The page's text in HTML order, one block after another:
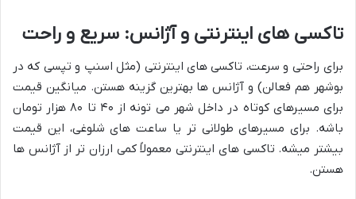
تاکسی های اینترنتی و آژانس: سریع و راحت
برای راحتی و سرعت، تاکسی های اینترنتی (مثل اسنپ و تپسی که در
بوشهر هم فعالن) و آژانس ها بهترین گزینه هستن. میانگین قیمت
برای مسیرهای کوتاه در داخل شهر می تونه از ۴۰ تا ۸۰ هزار تومان
باشه. برای مسیرهای طولانی تر یا ساعت های شلوغی، این قیمت
بیشتر میشه. تاکسی های اینترنتی معمولاً کمی ارزان تر از آژانس ها
هستن.